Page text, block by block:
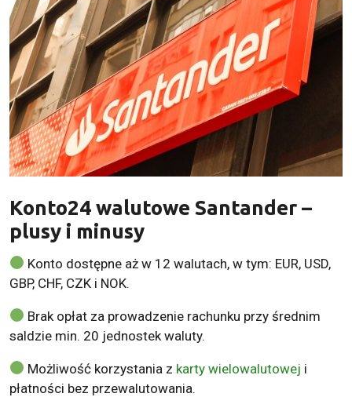
Konto24 walutowe Santander –
plusy i minusy
Konto dostępne aż w 12 walutach, w tym: EUR, USD,
GBP, CHF, CZK i NOK.
Brak opłat za prowadzenie rachunku przy średnim
saldzie min. 20 jednostek waluty.
Możliwość korzystania z karty wielowalutowej i
płatności bez przewalutowania.